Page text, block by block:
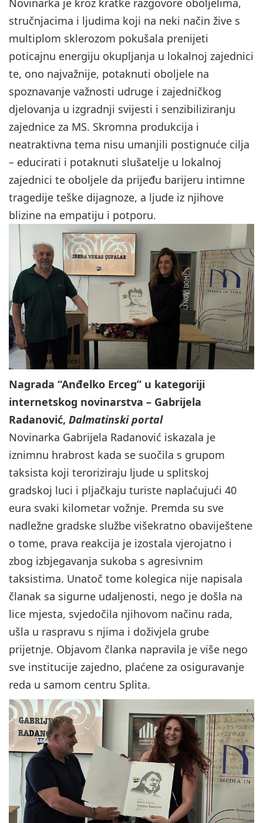
Novinarka je kroz kratke razgovore oboljelima,
stručnjacima i ljudima koji na neki način žive s
multiplom sklerozom pokušala prenijeti
poticajnu energiju okupljanja u lokalnoj zajednici
te, ono najvažnije, potaknuti oboljele na
spoznavanje važnosti udruge i zajedničkog
djelovanja u izgradnji svijesti i senzibiliziranju
zajednice za MS. Skromna produkcija i
neatraktivna tema nisu umanjili postignuće cilja
– educirati i potaknuti slušatelje u lokalnoj
zajednici te oboljele da prijeđu barijeru intimne
tragedije teške dijagnoze, a ljude iz njihove
blizine na empatiju i potporu.
Nagrada “Anđelko Erceg” u kategoriji
internetskog novinarstva – Gabrijela
Radanović, Dalmatinski portal
Novinarka Gabrijela Radanović iskazala je
iznimnu hrabrost kada se suočila s grupom
taksista koji teroriziraju ljude u splitskoj
gradskoj luci i pljačkaju turiste naplaćujući 40
eura svaki kilometar vožnje. Premda su sve
nadležne gradske službe višekratno obaviještene
o tome, prava reakcija je izostala vjerojatno i
zbog izbjegavanja sukoba s agresivnim
taksistima. Unatoč tome kolegica nije napisala
članak sa sigurne udaljenosti, nego je došla na
lice mjesta, svjedočila njihovom načinu rada,
ušla u raspravu s njima i doživjela grube
prijetnje. Objavom članka napravila je više nego
sve institucije zajedno, plaćene za osiguravanje
reda u samom centru Splita.